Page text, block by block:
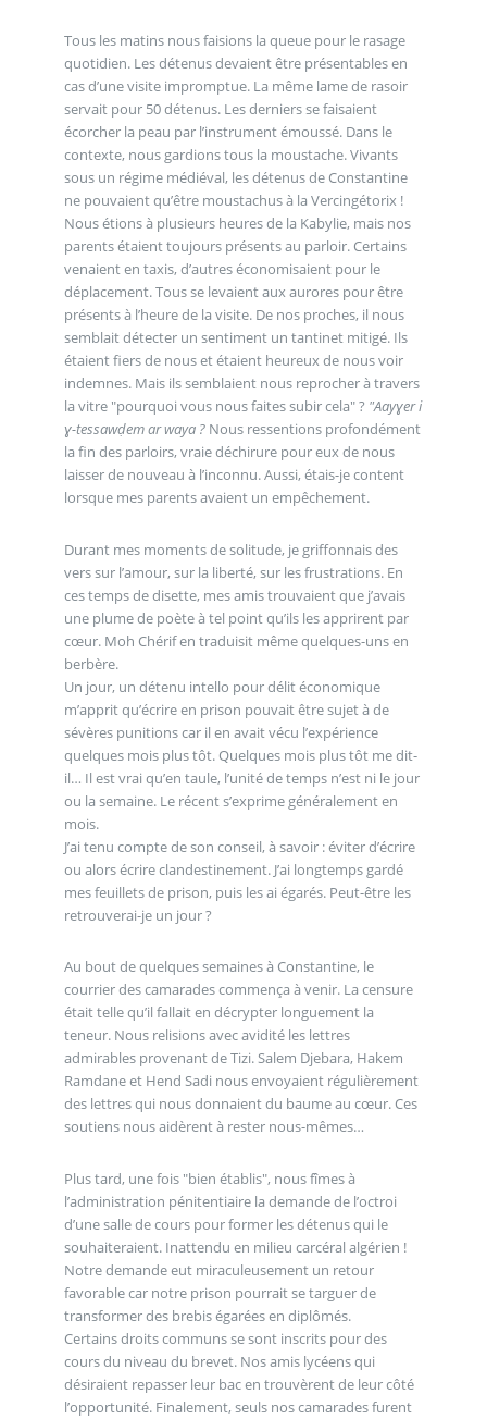
Tous les matins nous faisions la queue pour le rasage
quotidien. Les détenus devaient être présentables en
cas d’une visite impromptue. La même lame de rasoir
servait pour 50 détenus. Les derniers se faisaient
écorcher la peau par l’instrument émoussé. Dans le
contexte, nous gardions tous la moustache. Vivants
sous un régime médiéval, les détenus de Constantine
ne pouvaient qu’être moustachus à la Vercingétorix !
Nous étions à plusieurs heures de la Kabylie, mais nos
parents étaient toujours présents au parloir. Certains
venaient en taxis, d’autres économisaient pour le
déplacement. Tous se levaient aux aurores pour être
présents à l’heure de la visite. De nos proches, il nous
semblait détecter un sentiment un tantinet mitigé. Ils
étaient fiers de nous et étaient heureux de nous voir
indemnes. Mais ils semblaient nous reprocher à travers
la vitre "pourquoi vous nous faites subir cela" ? "Aayɣer i
ɣ-tessawḍem ar waya ?Nous ressentions profondément
la fin des parloirs, vraie déchirure pour eux de nous
laisser de nouveau à l’inconnu. Aussi, étais-je content
lorsque mes parents avaient un empêchement.
Durant mes moments de solitude, je griffonnais des
vers sur l’amour, sur la liberté, sur les frustrations. En
ces temps de disette, mes amis trouvaient que j’avais
une plume de poète à tel point qu’ils les apprirent par
cœur. Moh Chérif en traduisit même quelques-uns en
berbère.
Un jour, un détenu intello pour délit économique
m’apprit qu’écrire en prison pouvait être sujet à de
sévères punitions car il en avait vécu l’expérience
quelques mois plus tôt. Quelques mois plus tôt me dit-
il… Il est vrai qu’en taule, l’unité de temps n’est ni le jour
ou la semaine. Le récent s’exprime généralement en
mois.
J’ai tenu compte de son conseil, à savoir : éviter d’écrire
ou alors écrire clandestinement. J’ai longtemps gardé
mes feuillets de prison, puis les ai égarés. Peut-être les
retrouverai-je un jour ?
Au bout de quelques semaines à Constantine, le
courrier des camarades commença à venir. La censure
était telle qu’il fallait en décrypter longuement la
teneur. Nous relisions avec avidité les lettres
admirables provenant de Tizi. Salem Djebara, Hakem
Ramdane et Hend Sadi nous envoyaient régulièrement
des lettres qui nous donnaient du baume au cœur. Ces
soutiens nous aidèrent à rester nous-mêmes…
Plus tard, une fois "bien établis", nous fîmes à
l’administration pénitentiaire la demande de l’octroi
d’une salle de cours pour former les détenus qui le
souhaiteraient. Inattendu en milieu carcéral algérien !
Notre demande eut miraculeusement un retour
favorable car notre prison pourrait se targuer de
transformer des brebis égarées en diplômés.
Certains droits communs se sont inscrits pour des
cours du niveau du brevet. Nos amis lycéens qui
désiraient repasser leur bac en trouvèrent de leur côté
l’opportunité. Finalement, seuls nos camarades furent